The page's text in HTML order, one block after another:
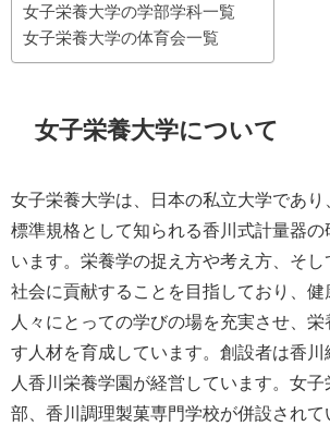
女子栄養大学の学部学科一覧
女子栄養大学の体育会一覧
女子栄養大学について
女子栄養大学は、日本の私立大学であ
標準規格として知られる香川式計量器の
います。栄養学の捉え方や考え方、そし
社会に貢献することを目指しており、健
人々にとっての学びの場を充実させ、
す人材を育成しています。創設者は香
人香川栄養学園が経営しています。女
部、香川調理製菓専門学校が併設されて